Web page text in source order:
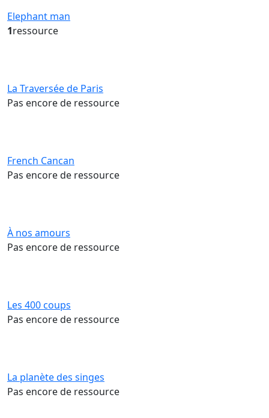
Elephant man
1ressource
La Traversée de Paris
Pas encore de ressource
French Cancan
Pas encore de ressource
À nos amours
Pas encore de ressource
Les 400 coups
Pas encore de ressource
La planète des singes
Pas encore de ressource